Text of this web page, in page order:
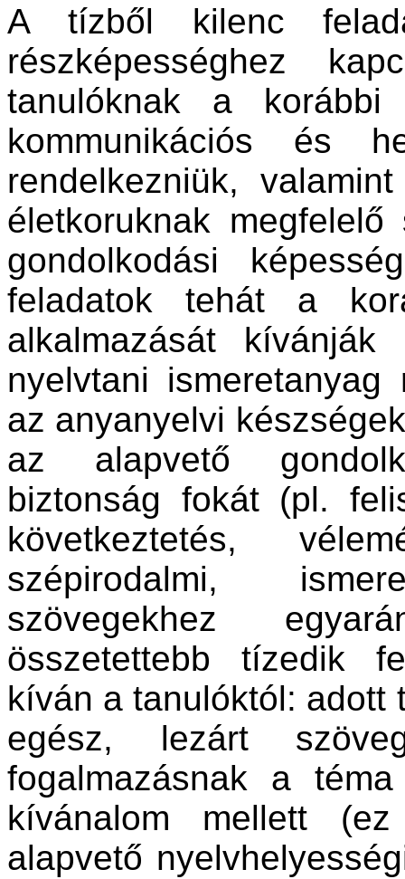
A tízből kilenc
részképességhez
tanulóknak a korábbi
kommunikációs és
rendelkezniük,
életkoruknak megfelelő
gondolkodási
feladatok tehát a
alkalmazását
nyelvtani ismeretanyag
az anyanyelvi
az alapvető
biztonság fokát (pl.
következtetés,
szépirodalmi,
szövegekhez
összetettebb tízedik
kíván a tanulóktól: adott
egész, lezárt
fogalmazásnak a
kívánalom mellett
alapvető